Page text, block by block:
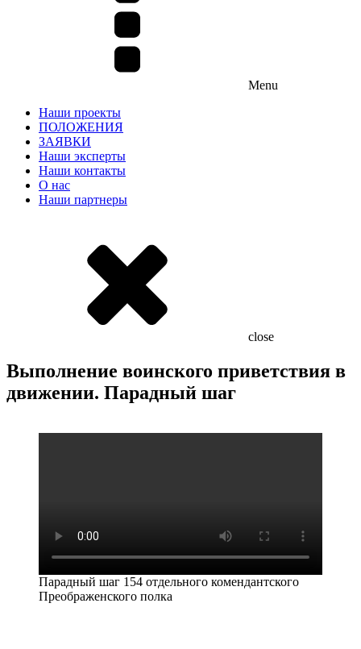
Menu
Наши проекты
ПОЛОЖЕНИЯ
ЗАЯВКИ
Наши эксперты
Наши контакты
О нас
Наши партнеры
close
Выполнение воинского приветствия в
движении. Парадный шаг
Парадный шаг 154 отдельного комендантского
Преображенского полка